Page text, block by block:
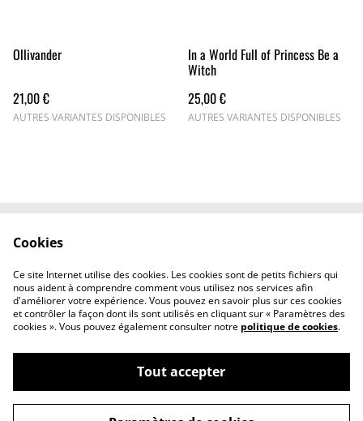
Ollivander
21,00 €
AUTRES VARIANTES DISPONIBLES
In a World Full of Princess Be a
Witch
25,00 €
AUTRES VARIANTES DISPONIBLES
confidentialité
©2026Les Lubies de Lylyne
Cookies
Ce site Internet utilise des cookies. Les cookies sont de petits fichiers qui
nous aident à comprendre comment vous utilisez nos services afin
d'améliorer votre expérience. Vous pouvez en savoir plus sur ces cookies
et contrôler la façon dont ils sont utilisés en cliquant sur « Paramètres des
cookies ». Vous pouvez également consulter notre politique de cookies.
Tout accepter